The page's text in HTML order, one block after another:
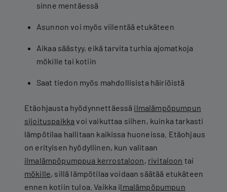
sinne mentäessä
Asunnon voi myös viilentää etukäteen
Aikaa säästyy, eikä tarvita turhia ajomatkoja
mökille tai kotiin
Saat tiedon myös mahdollisista häiriöistä
Etäohjausta hyödynnettäessä ilmalämpöpumpun
sijoituspaikka voi vaikuttaa siihen, kuinka tarkasti
lämpötilaa hallitaan kaikissa huoneissa. Etäohjaus
on erityisen hyödyllinen, kun valitaan
ilmalämpöpumppua kerrostaloon, rivitaloon tai
mökille, sillä lämpötilaa voidaan säätää etukäteen
ennen kotiin tuloa. Vaikka ilmalämpöpumpun